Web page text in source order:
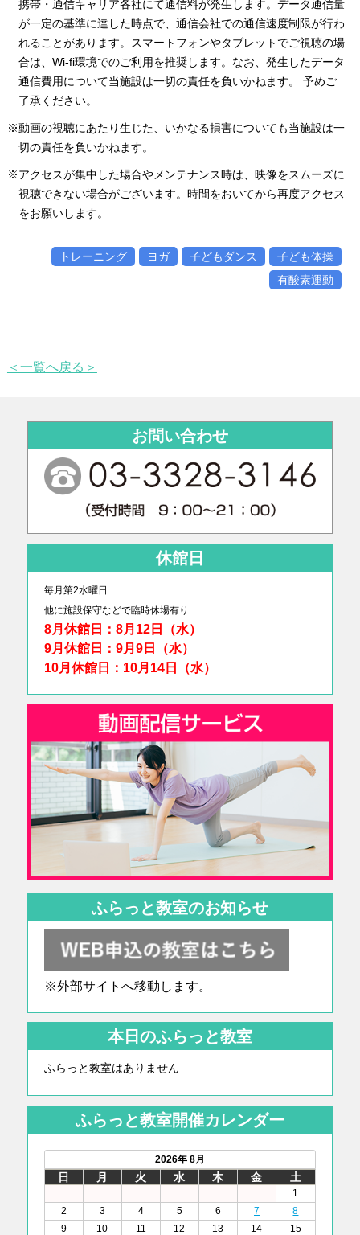
携帯・通信キャリア各社にて通信料が発生します。データ通信量
が一定の基準に達した時点で、通信会社での通信速度制限が行わ
れることがあります。スマートフォンやタブレットでご視聴の場
合は、Wi-fi環境でのご利用を推奨します。なお、発生したデータ
通信費用について当施設は一切の責任を負いかねます。 予めご
了承ください。
※動画の視聴にあたり生じた、いかなる損害についても当施設は一
切の責任を負いかねます。
※アクセスが集中した場合やメンテナンス時は、映像をスムーズに
視聴できない場合がございます。時間をおいてから再度アクセス
をお願いします。
トレーニング ヨガ 子どもダンス
子ども体操
有酸素運動
＜一覧へ戻る＞
お問い合わせ
休館日
毎月第2水曜日
他に施設保守などで臨時休場有り
8月休館日：8月12日（水）
9月休館日：9月9日（水）
10月休館日：10月14日（水）
ふらっと教室のお知らせ
※外部サイトへ移動します。
本日のふらっと教室
ふらっと教室はありません
ふらっと教室開催カレンダー
2026年 8月
日 月 火 水 木 金 土
1
2
3 4 5 6 7
8
9
10 11 12 13 14
15